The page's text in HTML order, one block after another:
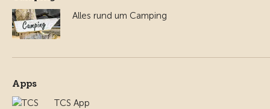
Alles rund um Camping
Apps
TCS App